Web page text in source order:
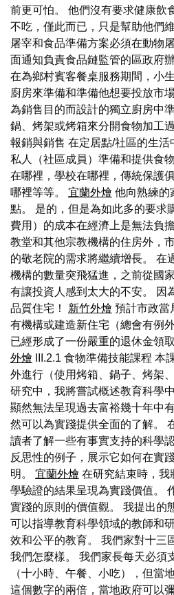
前更可怕。 他們沒有要求健康飲
不吃，僅此而已，只是幫助他們
屠宰和食品準備方案必須在動物
面通知負責食品鏈監管的區政府
在為鄉村賓客餐桌服務期間，小
廚房來準備和準備他想要投放市
為銷售目的而設計的獨立廚房中
鍋、烤架或烤箱來分開食物加工
報銷與銷售 在定居點/社區的生
私人（社區成員）準備和提供食
在哪裡，學校在哪裡，傳統保護
哪裡等等。 宜蘭外燴 他向熟練的
點。 是的，但是為如此多的要求
費用）的成本在經濟上是無法負
教堂和其他宗教機構的住房外，
的敬老院的需求將繼續增長。 在
機構的數量突飛猛進，之前從國
有讓投資人感到太大的不安。 因
品質住宅！ 新竹外燴 預計市政當
有機構或建造新住宅（總會有例
已經形成了一份嚴重的退休金領
外燴 III.2.1 食物準備技能課程 本
外進行（使用烤箱、鍋子、烤架
研究中，我將嘗試概述教育科學
顯然無法呈現過去富裕幾十年中
然可以為實踐提供全面的了解。
讀者了解一些有事實支持的科學
反思性的例子，展示它如何在實
明。 宜蘭外燴 在研究結束時，我
學驗證的結果呈現為實踐價值。
實踐的原則的價值觀。 我提出的
可以指導教育科學領域的教師和
效和公平的教育。 我們家對十三
我們怎麼樣。 我們家長每天必須
（十小時、午餐、小吃），但當
這個數字的兩倍，當地政府可以